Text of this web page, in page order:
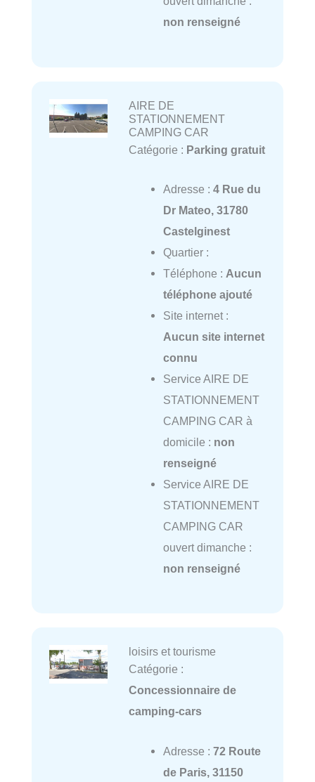
non renseigné
AIRE DE
STATIONNEMENT
CAMPING CAR
Catégorie : Parking gratuit
Adresse : 4 Rue du
Dr Mateo, 31780
Castelginest
Quartier :
Téléphone : Aucun
téléphone ajouté
Site internet :
Aucun site internet
connu
Service AIRE DE
STATIONNEMENT
CAMPING CAR à
domicile : non
renseigné
Service AIRE DE
STATIONNEMENT
CAMPING CAR
ouvert dimanche :
non renseigné
loisirs et tourisme
Catégorie :
Concessionnaire de
camping-cars
Adresse : 72 Route
de Paris, 31150